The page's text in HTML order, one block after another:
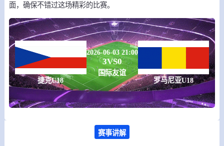
面，确保不错过这场精彩的比赛。
捷克U18
2026-06-03 21:00
3VS0
国际友谊
罗马尼亚U18
赛事讲解